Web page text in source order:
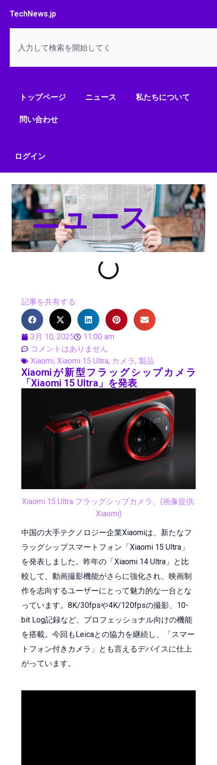
TechNews.jp
トップページ ニュース 私たちについて
問い合わせ
ログイン
ニュース
記事を共有する:
3月 10, 2025
11:00 am
コメントはありません
Xiaomi, Xiaomi 15 Ultra, カメラ, 製品
Xiaomiが新型フラッグシップカメラ
「Xiaomi 15 Ultra」を発表
Xiaomi 15 Ultra フラッグシップカメラ。(画像提供:
Xiaomi)
中国の大手テクノロジー企業Xiaomiは、新たなフ
ラッグシップスマートフォン「Xiaomi 15 Ultra」
を発表しました。昨年の「Xiaomi 14 Ultra」と比
較して、動画撮影機能がさらに強化され、映画制
作を志向するユーザーにとって魅力的な一台とな
っています。8K/30fpsや4K/120fpsの撮影、10-
bit Log記録など、プロフェッショナル向けの機能
を搭載。今回もLeicaとの協力を継続し、「スマー
トフォン付きカメラ」とも言えるデバイスに仕上
がっています。